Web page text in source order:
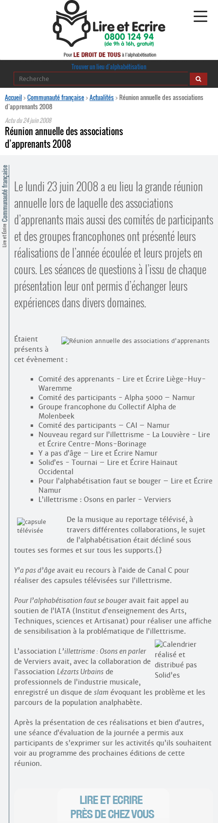
Alphabétisation
·
Comprendre et parler
Bienvenue en Belgique
Espace presse
Contacts
Trouver un lieu d’alphabétisation
Trouver un lieu d’alphabétisation
Accueil>Communauté française>Actualités>Réunion annuelle des associations
d’apprenants 2008
Actu du24 juin 2008
Réunion annuelle des associations
d’apprenants 2008
Lire et Écrire
Communauté française Le lundi 23 juin 2008 a eu lieu la grande réunion
annuelle lors de laquelle des associations
d’apprenants mais aussi des comités de participants
et des groupes francophones ont présenté leurs
réalisations de l’année écoulée et leurs projets en
cours. Les séances de questions à l’issu de chaque
présentation leur ont permis d’échanger leurs
expériences dans divers domaines.
Étaient
présents à
cet évènement :
Comité des apprenants - Lire et Écrire Liège-Huy-
Waremme
Comité des participants - Alpha 5000 – Namur
Groupe francophone du Collectif Alpha de
Molenbeek
Comité des participants – CAI – Namur
Nouveau regard sur l’illettrisme - La Louvière - Lire
et Écrire Centre-Mons-Borinage
Y a pas d’âge – Lire et Écrire Namur
Solid’es - Tournai – Lire et Écrire Hainaut
Occidental
Pour l’alphabétisation faut se bouger – Lire et Écrire
Namur
L’illettrisme : Osons en parler - Verviers
De la musique au reportage télévisé, à
travers différentes collaborations, le sujet
de l’alphabétisation était décliné sous
toutes ses formes et sur tous les supports.{}
Y’a pas d’âgeavait eu recours à l’aide de Canal C pour
réaliser des capsules télévisées sur l’illettrisme.
Pour l’alphabétisation faut se bougeravait fait appel au
soutien de l’IATA (Institut d’enseignement des Arts,
Techniques, sciences et Artisanat) pour réaliser une affiche
de sensibilisation à la problématique de l’illettrisme.
L’association L’illettrisme : Osons en parler
de Verviers avait, avec la collaboration de
l’association Lézarts Urbainsde
professionnels de l’industrie musicale,
enregistré un disque de slamévoquant les problème et les
parcours de la population analphabète.
Après la présentation de ces réalisations et bien d’autres,
une séance d’évaluation de la journée a permis aux
participants de s’exprimer sur les activités qu’ils souhaitent
voir au programme des prochaines éditions de cette
réunion.